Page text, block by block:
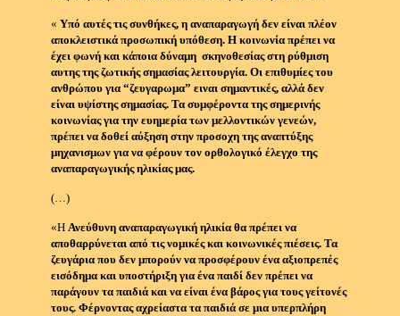
« Υπό αυτές τις συνθήκες, η αναπαραγωγή δεν είναι πλέον
αποκλειστικά προσωπική υπόθεση. Η κοινωνία πρέπει να
έχει φωνή και κάποια δύναμη σκηνοθεσίας στη ρύθμιση
αυτης της ζωτικής σημασίας λειτουργία. Οι επιθυμίες του
ανθρώπου για “ζευγαρωμα” ειναι σημαντικές, αλλά δεν
είναι υψίστης σημασίας. Τα συμφέροντα της σημερινής
κοινωνίας για την ευημερία των μελλοντικών γενεών,
πρέπει να δοθεί αύξηση στην προσοχη της αναπτύξης
μηχανισμων για να φέρουν τον ορθολογικό έλεγχο της
αναπαραγωγικής ηλικίας μας.
(…)
«Η Ανεύθυνη αναπαραγωγική ηλικία θα πρέπει να
αποθαρρύνεται από τις νομικές και κοινωνικές πιέσεις. Τα
ζευγάρια που δεν μπορούν να προσφέρουν ένα αξιοπρεπές
εισόδημα και υποστήριξη για ένα παιδί δεν πρέπει να
παράγουν τα παιδιά και να είναι ένα βάρος για τους γείτονές
τους. Φέρνοντας αχρείαστα τα παιδιά σε μια υπερπλήρη